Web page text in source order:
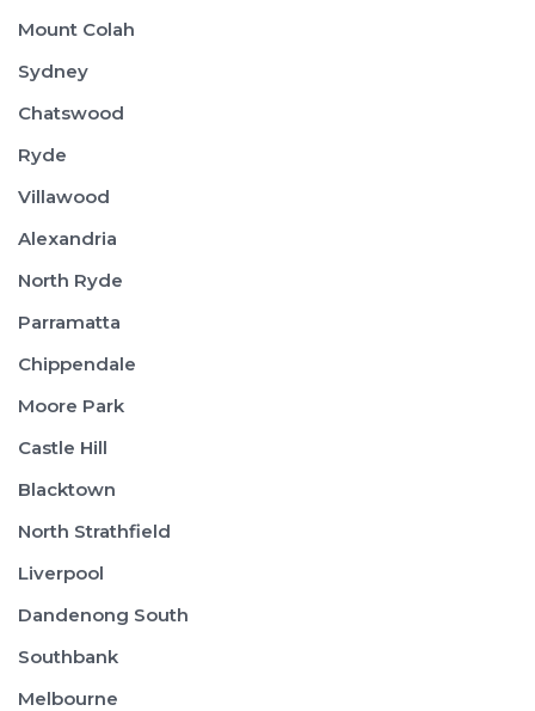
Mount Colah
Sydney
Chatswood
Ryde
Villawood
Alexandria
North Ryde
Parramatta
Chippendale
Moore Park
Castle Hill
Blacktown
North Strathfield
Liverpool
Dandenong South
Southbank
Melbourne